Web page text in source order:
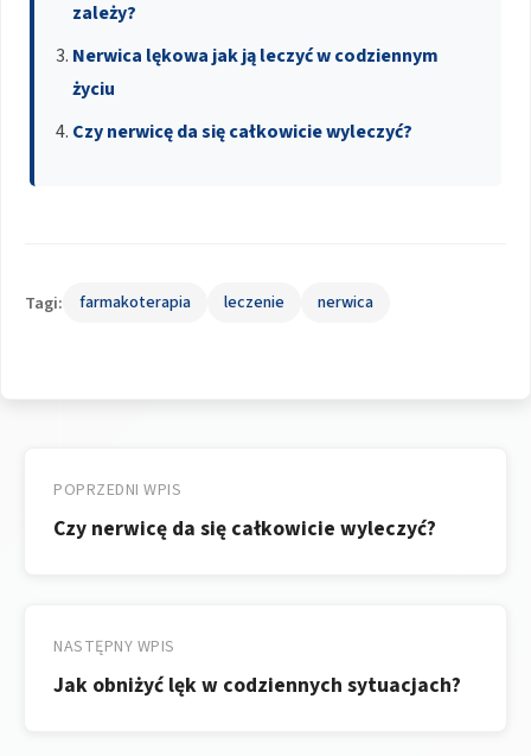
zależy?
Nerwica lękowa jak ją leczyć w codziennym
życiu
Czy nerwicę da się całkowicie wyleczyć?
Tagi: farmakoterapia leczenie nerwica
wpisu
POPRZEDNI WPIS
Czy nerwicę da się całkowicie wyleczyć?
NASTĘPNY WPIS
Jak obniżyć lęk w codziennych sytuacjach?